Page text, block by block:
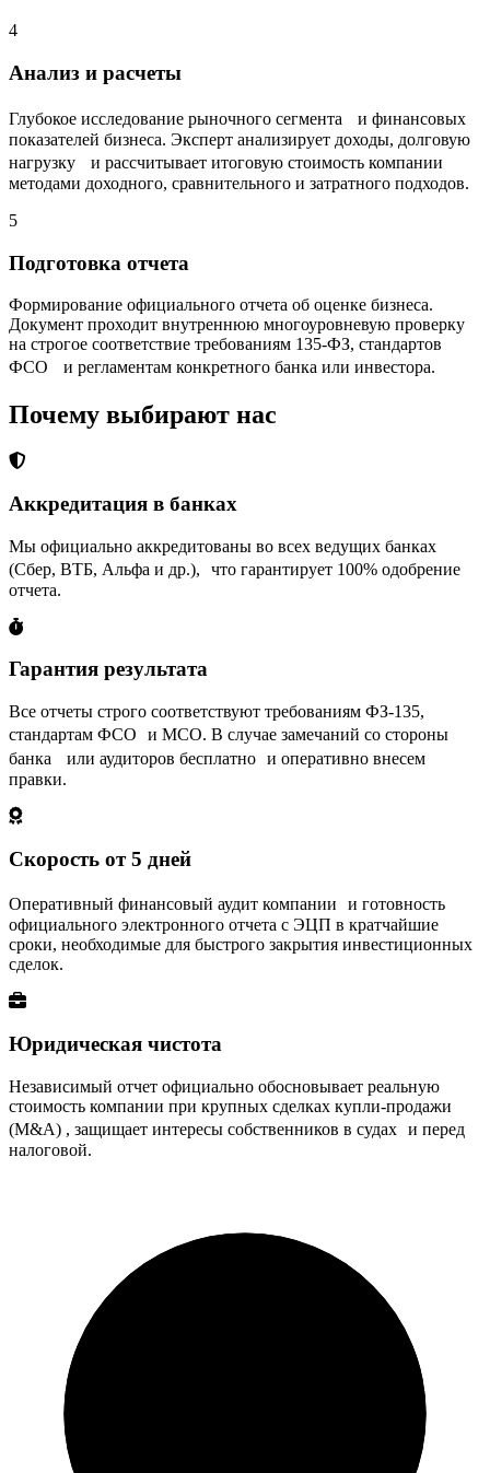
4
Анализ и расчеты
Глубокое исследование рыночного сегмента и финансовых
показателей бизнеса. Эксперт анализирует доходы, долговую
нагрузку и рассчитывает итоговую стоимость компании
методами доходного, сравнительного и затратного подходов.
5
Подготовка отчета
Формирование официального отчета об оценке бизнеса.
Документ проходит внутреннюю многоуровневую проверку
на строгое соответствие требованиям 135-ФЗ, стандартов
ФСО и регламентам конкретного банка или инвестора.
Почему выбирают нас
Аккредитация в банках
Мы официально аккредитованы во всех ведущих банках
(Сбер, ВТБ, Альфа и др.), что гарантирует 100% одобрение
отчета.
Гарантия результата
Все отчеты строго соответствуют требованиям ФЗ-135,
стандартам ФСО и МСО. В случае замечаний со стороны
банка или аудиторов бесплатно и оперативно внесем
правки.
Скорость от 5 дней
Оперативный финансовый аудит компании и готовность
официального электронного отчета с ЭЦП в кратчайшие
сроки, необходимые для быстрого закрытия инвестиционных
сделок.
Юридическая чистота
Независимый отчет официально обосновывает реальную
стоимость компании при крупных сделках купли-продажи
(M&A) , защищает интересы собственников в судах и перед
налоговой.